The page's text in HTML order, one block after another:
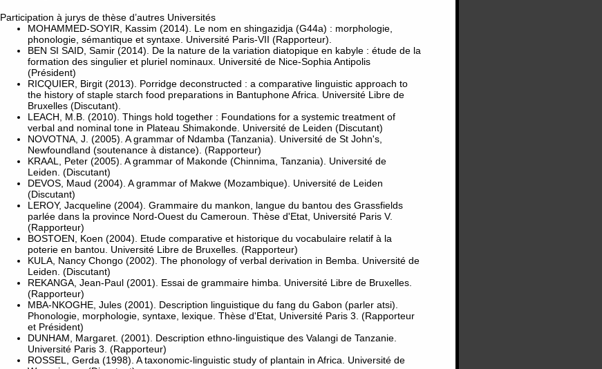
Participation à jurys de thèse d’autres Universités
MOHAMMED-SOYIR, Kassim (2014). Le nom en shingazidja (G44a) : morphologie,
phonologie, sémantique et syntaxe. Université Paris-VII (Rapporteur).
BEN SI SAID, Samir (2014). De la nature de la variation diatopique en kabyle : étude de la
formation des singulier et pluriel nominaux. Université de Nice-Sophia Antipolis
(Président)
RICQUIER, Birgit (2013). Porridge deconstructed : a comparative linguistic approach to
the history of staple starch food preparations in Bantuphone Africa. Université Libre de
Bruxelles (Discutant).
LEACH, M.B. (2010). Things hold together : Foundations for a systemic treatment of
verbal and nominal tone in Plateau Shimakonde. Université de Leiden (Discutant)
NOVOTNA, J. (2005). A grammar of Ndamba (Tanzania). Université de St John's,
Newfoundland (soutenance à distance). (Rapporteur)
KRAAL, Peter (2005). A grammar of Makonde (Chinnima, Tanzania). Université de
Leiden. (Discutant)
DEVOS, Maud (2004). A grammar of Makwe (Mozambique). Université de Leiden
(Discutant)
LEROY, Jacqueline (2004). Grammaire du mankon, langue du bantou des Grassfields
parlée dans la province Nord-Ouest du Cameroun. Thèse d'Etat, Université Paris V.
(Rapporteur)
BOSTOEN, Koen (2004). Etude comparative et historique du vocabulaire relatif à la
poterie en bantou. Université Libre de Bruxelles. (Rapporteur)
KULA, Nancy Chongo (2002). The phonology of verbal derivation in Bemba. Université de
Leiden. (Discutant)
REKANGA, Jean-Paul (2001). Essai de grammaire himba. Université Libre de Bruxelles.
(Rapporteur)
MBA-NKOGHE, Jules (2001). Description linguistique du fang du Gabon (parler atsi).
Phonologie, morphologie, syntaxe, lexique. Thèse d'Etat, Université Paris 3. (Rapporteur
et Président)
DUNHAM, Margaret. (2001). Description ethno-linguistique des Valangi de Tanzanie.
Université Paris 3. (Rapporteur)
ROSSEL, Gerda (1998). A taxonomic-linguistic study of plantain in Africa. Université de